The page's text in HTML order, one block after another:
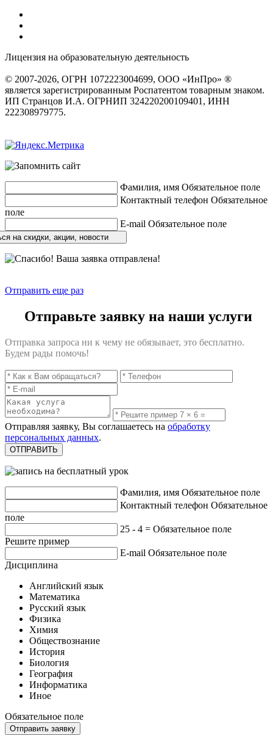
Лицензия на образовательную деятельность
© 2007-2026, ОГРН 1072223004699, ООО «ИнПро» ®
является зарегистрированным Роспатентом товарным знаком.
ИП Странцов И.А. ОГРНИП 324220200109401, ИНН
222308979775.
Фамилия, имя Обязательное поле
Контактный телефон Обязательное
поле
E-mail Обязательное поле
на скидки, акции, новости
Отправить еще раз
Отправьте заявку на наши услуги
Отправка запроса ни к чему не обязывает, это бесплатно.
Будем рады помочь!
Отправляя заявку, Вы соглашаетесь на обработку
персональных данных.
Фамилия, имя Обязательное поле
Контактный телефон Обязательное
поле
25 - 4 = Обязательное поле
Решите пример
E-mail Обязательное поле
Дисциплина
Английский язык
Математика
Русский язык
Физика
Химия
Обществознание
История
Биология
География
Информатика
Иное
Обязательное поле
Отправить заявку